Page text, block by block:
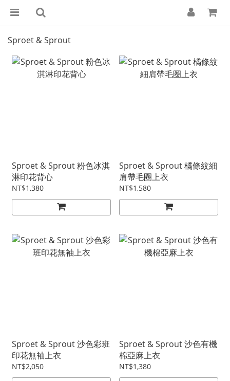
Sproet & Sprout
Sproet & Sprout 粉色冰淇
淋印花背心
NT$1,380
Sproet & Sprout 橘條紋細
肩帶毛圈上衣
NT$1,580
Sproet & Sprout 沙色彩班
印花無袖上衣
NT$2,050
Sproet & Sprout 沙色有機
棉亞麻上衣
NT$1,380